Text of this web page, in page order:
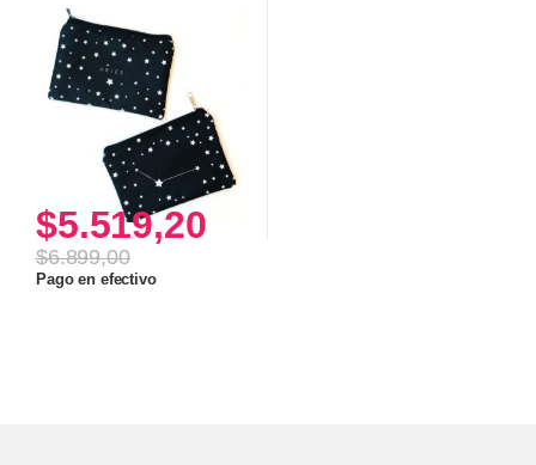
$5.519,20
$6.899,00
Pago en efectivo